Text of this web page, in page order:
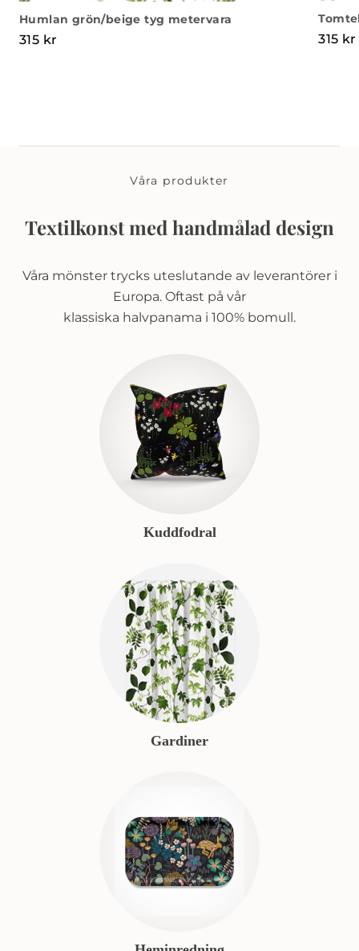
Humlan grön/beige tyg metervara
315 kr 315 kr
Våra produkter
Textilkonst med handmålad design
Våra mönster trycks uteslutande av leverantörer i
Europa. Oftast på vår
klassiska halvpanama i 100% bomull.
Kuddfodral
Gardiner